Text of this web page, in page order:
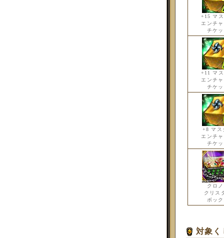
+15 マ
エンチ
チケ
+11 マ
エンチ
チケ
+8 マス
エンチ
チケ
クロ
クリス
ボッ
対象く